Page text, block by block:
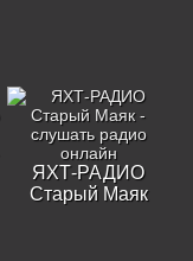
ЯХТ-РАДИО
Старый Маяк